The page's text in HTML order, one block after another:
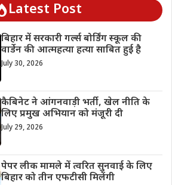
Latest Post
बिहार में सरकारी गर्ल्स बोर्डिंग स्कूल की
वार्डेन की आत्महत्या हत्या साबित हुई है
July 30, 2026
कैबिनेट ने आंगनवाड़ी भर्ती, खेल नीति के
लिए प्रमुख अभियान को मंजूरी दी
July 29, 2026
पेपर लीक मामले में त्वरित सुनवाई के लिए
बिहार को तीन एफटीसी मिलेंगी